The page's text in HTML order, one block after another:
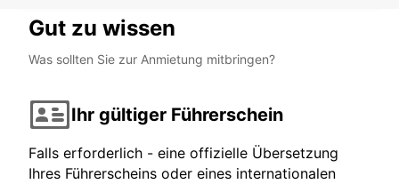
Gut zu wissen
Was sollten Sie zur Anmietung mitbringen?
Ihr gültiger Führerschein
Falls erforderlich - eine offizielle Übersetzung
Ihres Führerscheins oder eines internationalen